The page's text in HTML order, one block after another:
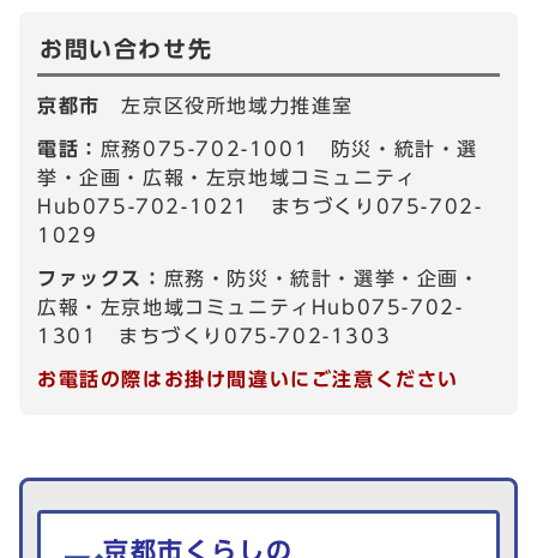
お問い合わせ先
京都市左京区役所地域力推進室
電話： 庶務075-702-1001 防災・統計・選
挙・企画・広報・左京地域コミュニティ
Hub075-702-1021 まちづくり075-702-
1029
ファックス： 庶務・防災・統計・選挙・企画・
広報・左京地域コミュニティHub075-702-
1301 まちづくり075-702-1303
お電話の際はお掛け間違いにご注意ください
生活情報を探す
京都市くらしの